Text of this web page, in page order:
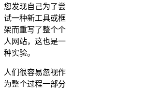
您发现自己为了尝
试一种新工具或框
架而重写了整个个
人网站，这也是一
种实验。
人们很容易忽视作
为整个过程一部分